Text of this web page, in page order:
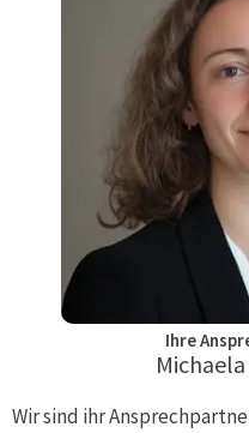
Ihre
Wir sind ihr